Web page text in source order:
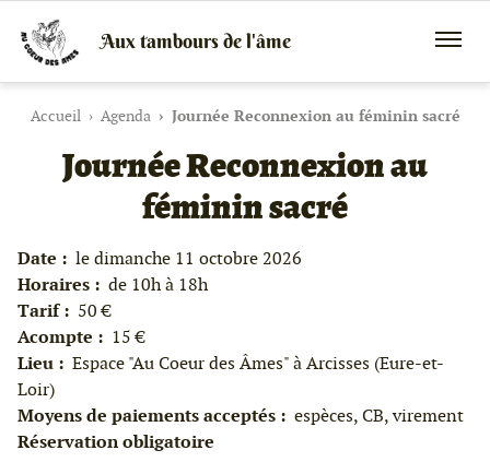
Aux tambours de l'âme
de
chamaniques,
créations
peaux
de
peintures
canalisées,
soins
énergétiques,
stages
Accueil Agenda Journée Reconnexion au féminin sacré
Journée Reconnexion au
féminin sacré
Date : le dimanche 11 octobre 2026
Horaires : de 10h à 18h
Tarif : 50 €
Acompte : 15 €
Lieu : Espace "Au Coeur des Âmes" à Arcisses (Eure-et-
Loir)
Moyens de paiements acceptés : espèces, CB, virement
Réservation obligatoire